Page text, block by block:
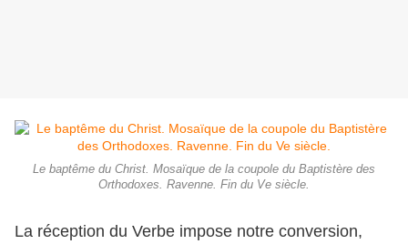
Le baptême du Christ. Mosaïque de la coupole du Baptistère des
Orthodoxes. Ravenne. Fin du Ve siècle.
La réception du Verbe impose notre conversion,